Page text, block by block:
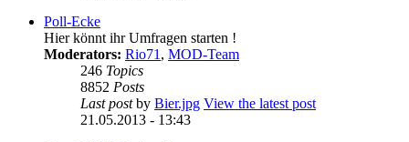
Poll-Ecke
Hier könnt ihr Umfragen starten !
Moderators: Rio71, MOD-Team
246 Topics
8852 Posts
Last postby Bier.jpg View the latest post
21.05.2013 - 13:43